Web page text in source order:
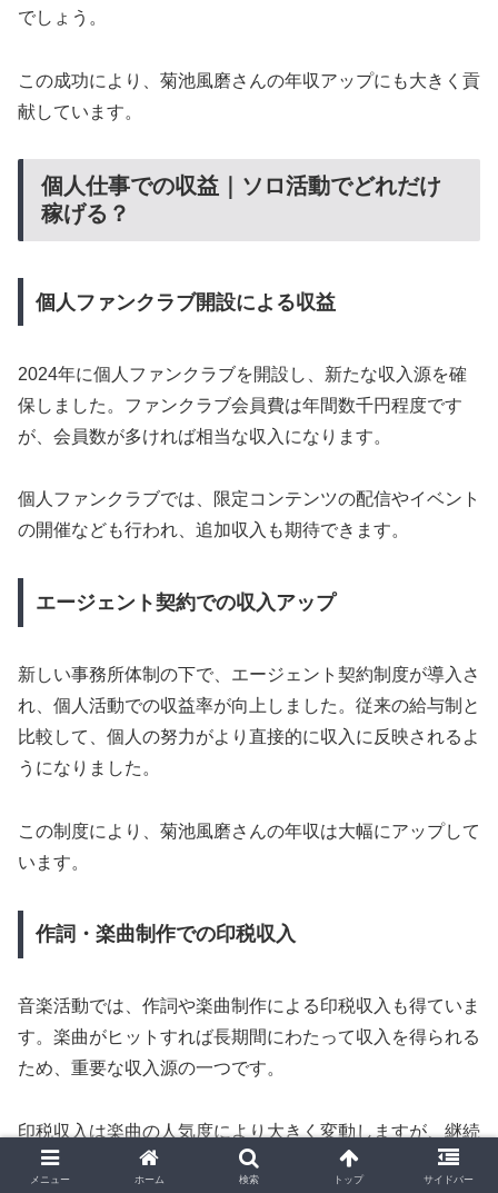
でしょう。
この成功により、菊池風磨さんの年収アップにも大きく貢
献しています。
個人仕事での収益｜ソロ活動でどれだけ
稼げる？
個人ファンクラブ開設による収益
2024年に個人ファンクラブを開設し、新たな収入源を確
保しました。ファンクラブ会員費は年間数千円程度です
が、会員数が多ければ相当な収入になります。
個人ファンクラブでは、限定コンテンツの配信やイベント
の開催なども行われ、追加収入も期待できます。
エージェント契約での収入アップ
新しい事務所体制の下で、エージェント契約制度が導入さ
れ、個人活動での収益率が向上しました。従来の給与制と
比較して、個人の努力がより直接的に収入に反映されるよ
うになりました。
この制度により、菊池風磨さんの年収は大幅にアップして
います。
作詞・楽曲制作での印税収入
音楽活動では、作詞や楽曲制作による印税収入も得ていま
す。楽曲がヒットすれば長期間にわたって収入を得られる
ため、重要な収入源の一つです。
印税収入は楽曲の人気度により大きく変動しますが、継続
的な収入源として期待できます。
メニュー ホーム 検索 トップ サイドバー